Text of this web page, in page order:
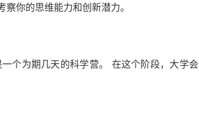
你的思维能力和创新潜力。
个为期几天的科学营。 在这个阶段，大学会